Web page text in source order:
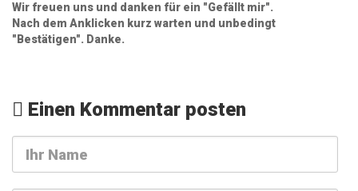
Wir freuen uns und danken für ein "Gefällt mir".
Nach dem Anklicken kurz warten und unbedingt
"Bestätigen". Danke.
Einen Kommentar posten